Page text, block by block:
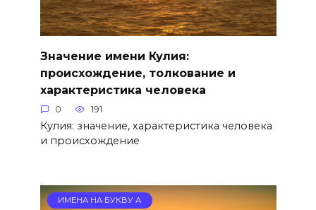
Значение имени Кулия:
происхождение, толкование и
характеристика человека
0 191
Кулия: значение, характеристика человека
и происхождение
ИМЕНА НА БУКВУ А